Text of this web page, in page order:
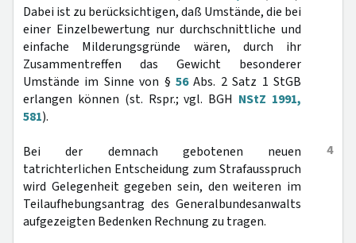
Dabei ist zu berücksichtigen, daß Umstände, die bei
einer Einzelbewertung nur durchschnittliche und
einfache Milderungsgründe wären, durch ihr
Zusammentreffen das Gewicht besonderer
Umstände im Sinne von § 56Abs. 2 Satz 1 StGB
erlangen können (st. Rspr.; vgl. BGH NStZ 1991,
581).
4
Bei der demnach gebotenen neuen
tatrichterlichen Entscheidung zum Strafausspruch
wird Gelegenheit gegeben sein, den weiteren im
Teilaufhebungsantrag des Generalbundesanwalts
aufgezeigten Bedenken Rechnung zu tragen.